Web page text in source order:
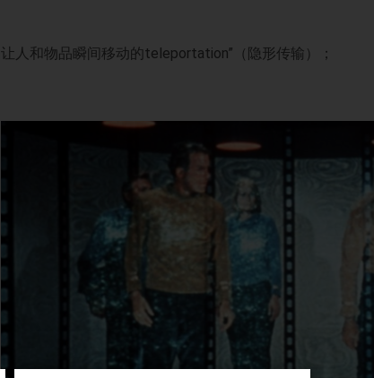
让人和物品瞬间移动的teleportation”（隐形传输）；